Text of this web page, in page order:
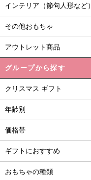
インテリア（節句人形など）
その他おもちゃ
アウトレット商品
グループから探す
クリスマス ギフト
年齢別
価格帯
ギフトにおすすめ
おもちゃの種類